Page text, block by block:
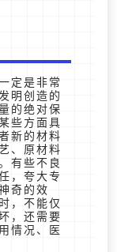
定是非常
明创造的
的绝对保
些方面具
新的材料
、原材料
有些不良
，夸大专
奇的效
，不能仅
，还需要
情况、医